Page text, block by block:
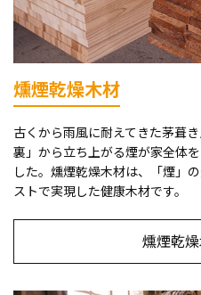
燻煙乾燥木材
古くから雨風に耐えてきた茅葺
裏」から立ち上がる煙が家全体
した。燻煙乾燥木材は、「煙」
ストで実現した健康木材です。
燻煙乾